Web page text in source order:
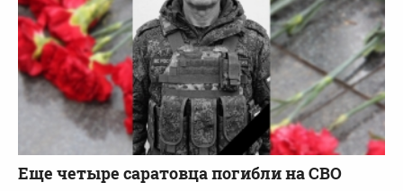
Еще четыре саратовца погибли на СВО